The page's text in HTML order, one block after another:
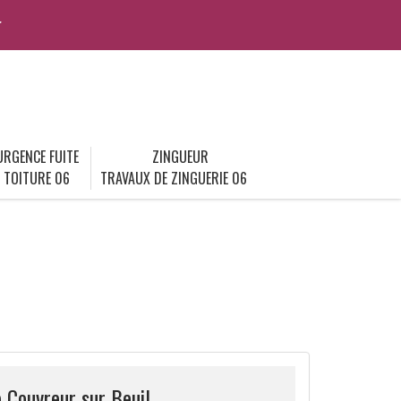
FUITE
TOITURE 06
ZINGUEUR
TRAVAUX DE ZINGUERIE 06